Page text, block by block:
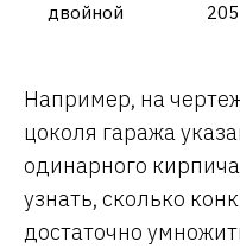
двойной 205
Например, на
цоколя гаража
одинарного
узнать, сколько
достаточно